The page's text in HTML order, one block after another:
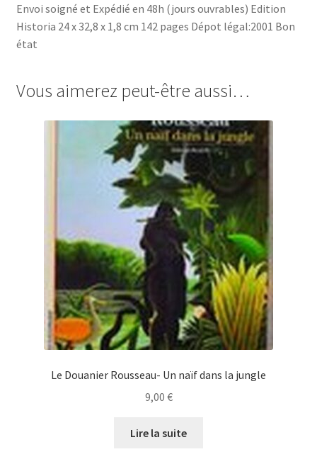
Envoi soigné et Expédié en 48h (jours ouvrables) Edition
Historia 24 x 32,8 x 1,8 cm 142 pages Dépot légal:2001 Bon
état
Vous aimerez peut-être aussi…
Le Douanier Rousseau- Un naïf dans la jungle
9,00 €
Lire la suite